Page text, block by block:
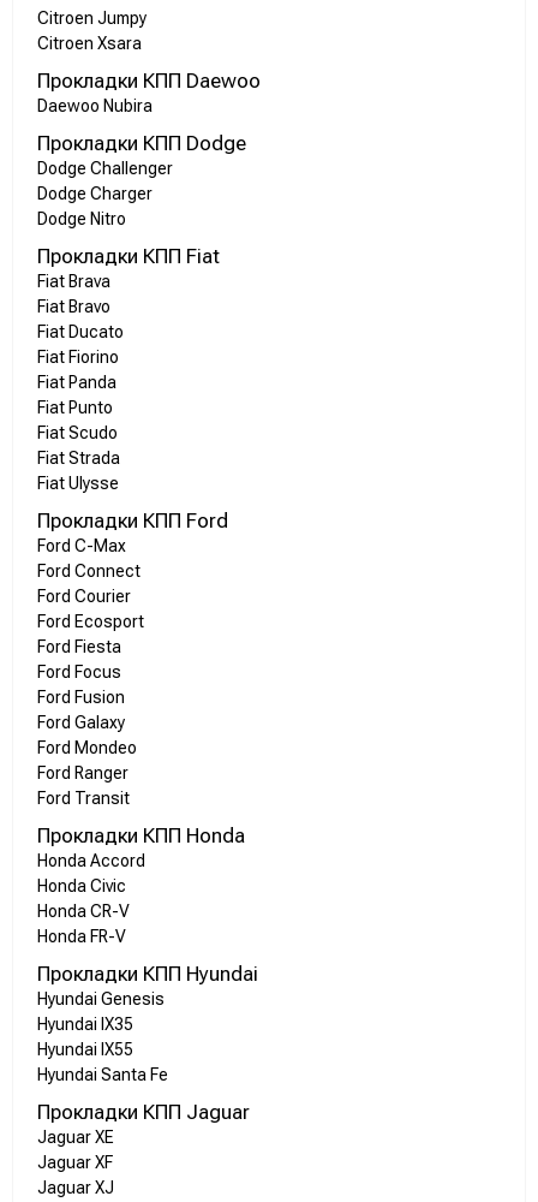
Citroen Jumpy
Citroen Xsara
Прокладки КПП Daewoo
Daewoo Nubira
Прокладки КПП Dodge
Dodge Challenger
Dodge Charger
Dodge Nitro
Прокладки КПП Fiat
Fiat Brava
Fiat Bravo
Fiat Ducato
Fiat Fiorino
Fiat Panda
Fiat Punto
Fiat Scudo
Fiat Strada
Fiat Ulysse
Прокладки КПП Ford
Ford C-Max
Ford Connect
Ford Courier
Ford Ecosport
Ford Fiesta
Ford Focus
Ford Fusion
Ford Galaxy
Ford Mondeo
Ford Ranger
Ford Transit
Прокладки КПП Honda
Honda Accord
Honda Civic
Honda CR-V
Honda FR-V
Прокладки КПП Hyundai
Hyundai Genesis
Hyundai IX35
Hyundai IX55
Hyundai Santa Fe
Прокладки КПП Jaguar
Jaguar XE
Jaguar XF
Jaguar XJ